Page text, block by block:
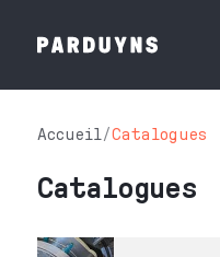
Accueil/Catalogues
Catalogues